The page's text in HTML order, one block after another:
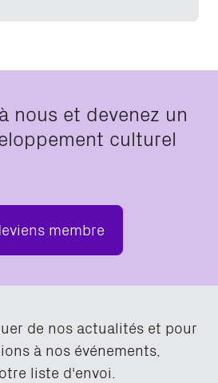
nous et devenez un
culturel
membre
de nos actualités et pour
à nos événements,
liste d'envoi.